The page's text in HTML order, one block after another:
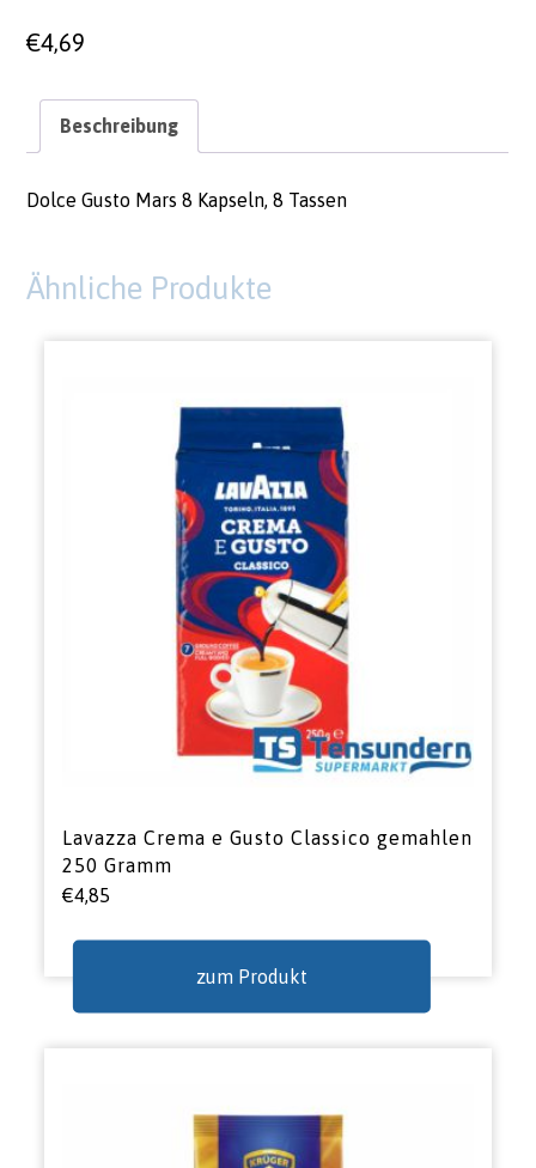
€4,69
Beschreibung
Dolce Gusto Mars 8 Kapseln, 8 Tassen
Ähnliche Produkte
Lavazza Crema e Gusto Classico gemahlen
250 Gramm
€4,85
zum Produkt